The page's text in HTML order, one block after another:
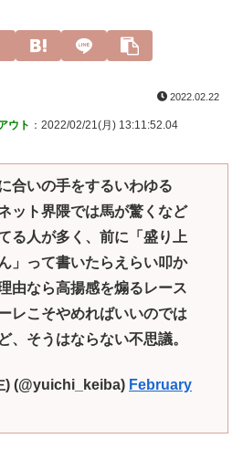
2022.02.22
ウト ：2022/02/21(月) 13:11:52.04
合いの手をするいわゆる
ット界隈では馬が驚くなど
る人が多く、前に「盛り上
」って書いたらえらい叩か
由なら高揚感を煽るレース
レこそやめればいいのでは
、そうはならない不思議。
) (@yuichi_keiba) February